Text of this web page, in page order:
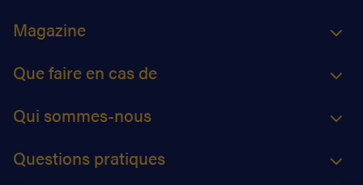
Magazine
Que faire en cas de
Qui sommes-nous
Questions pratiques